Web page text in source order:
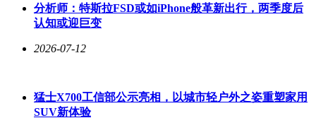
分析师：特斯拉FSD或如iPhone般革新出行，两季度后
认知或迎巨变
2026-07-12
猛士X700工信部公示亮相，以城市轻户外之姿重塑家用
SUV新体验